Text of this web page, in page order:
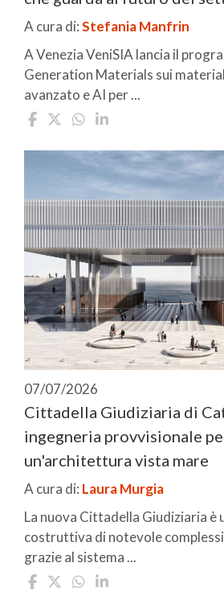
A cura di:Stefania Manfrin
A Venezia VeniSIA lancia il
Generation Materials sui
avanzato e AI per ...
07/07/2026
Cittadella Giudiziaria di
ingegneria provvisionale
un'architettura vista mare
A cura di: Laura Murgia
La nuova Cittadella Giudiziaria è
costruttiva di notevole
grazie al sistema ...